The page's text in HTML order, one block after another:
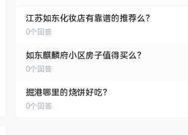
江苏如东化妆店有靠谱的推荐么？
0个回答
如东麒麟府小区房子值得买么？
0个回答
掘港哪里的烧饼好吃？
0个回答